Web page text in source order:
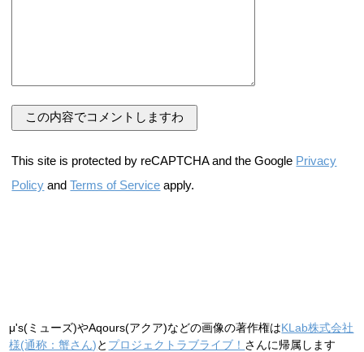
This site is protected by reCAPTCHA and the Google Privacy
Policy andTerms of Service apply.
μ's(ミューズ)やAqours(アクア)などの画像の著作権はKLab株式会社
様(通称：蟹さん)と プロジェクトラブライブ！ さんに帰属します